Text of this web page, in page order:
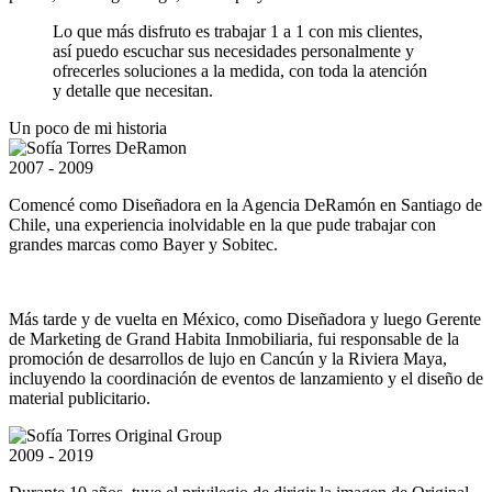
Lo que más disfruto es trabajar 1 a 1 con mis clientes,
así puedo escuchar sus necesidades personalmente y
ofrecerles soluciones a la medida, con toda la atención
y detalle que necesitan.
Un poco de mi historia
2007 - 2009
Comencé como Diseñadora en la Agencia DeRamón en Santiago de
Chile, una experiencia inolvidable en la que pude trabajar con
grandes marcas como Bayer y Sobitec.
Más tarde y de vuelta en México, como Diseñadora y luego Gerente
de Marketing de Grand Habita Inmobiliaria, fui responsable de la
promoción de desarrollos de lujo en Cancún y la Riviera Maya,
incluyendo la coordinación de eventos de lanzamiento y el diseño de
material publicitario.
2009 - 2019